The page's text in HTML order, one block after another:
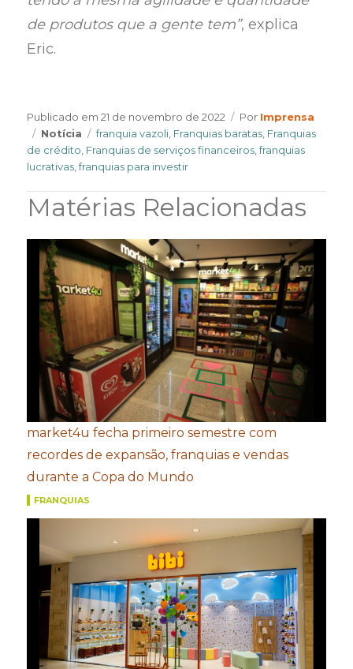
de produtos que a gente tem”, explica
Eric.
Publicado em21 de novembro de 2022 Por Author
Imprensa
Categories
Notícia Tags
franquia vazoli Franquias baratas Franquias
de crédito Franquias de serviços financeiros ,franquias
lucrativas ,franquias para investir
Matérias Relacionadas
market4u fecha primeiro semestre com
recordes de expansão, franquias e vendas
durante a Copa do Mundo
FRANQUIAS